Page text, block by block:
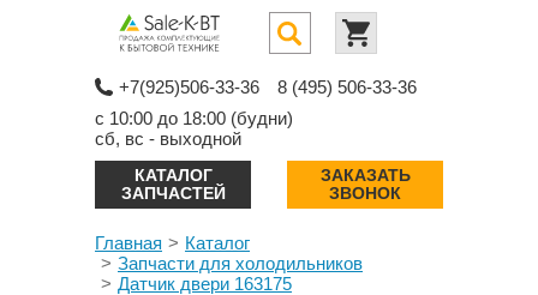
+7(925)506-33-36
8 (495) 506-33-36
с 10:00 до 18:00 (будни)
сб, вс - выходной
КАТАЛОГ
ЗАПЧАСТЕЙ
ЗАКАЗАТЬ
ЗВОНОК
Главная
Каталог
Запчасти для холодильников
Датчик двери 163175